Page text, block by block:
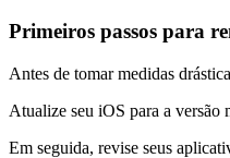
Primeiros passos para
Antes de tomar medidas
Atualize seu iOS para a versão
Em seguida, revise seus